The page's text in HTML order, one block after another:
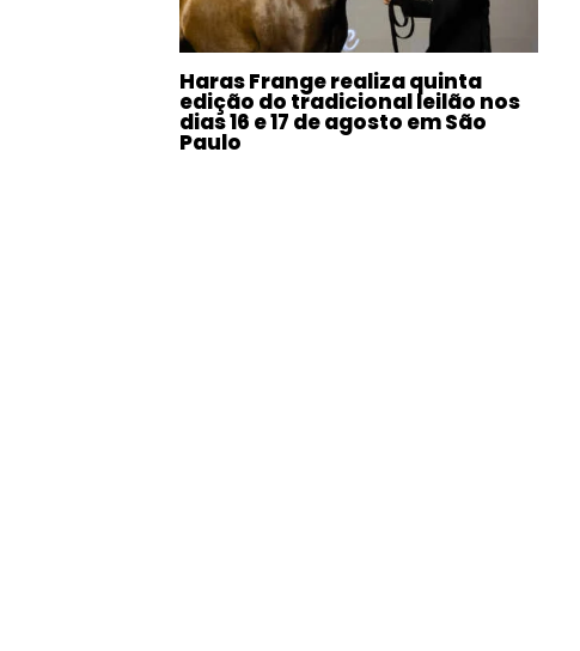
Haras Frange realiza quinta
edição do tradicional leilão nos
dias 16 e 17 de agosto em São
Paulo